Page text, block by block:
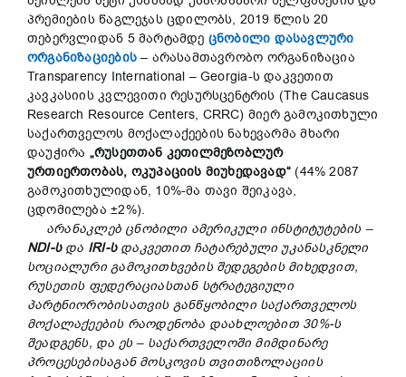
პრემიების წაგლეჯას ცდილობს, 2019 წლის 20
თებერვლიდან 5 მარტამდე ცნობილი დასავლური
ორგანიზაციების– არასამთავრობო ორგანიზაცია
Transparency International – Georgia-ს დაკვეთით
კავკასიის კვლევითი რესურსცენტრის (The Caucasus
Research Resource Centers, CRRC) მიერ გამოკითხული
საქართველოს მოქალაქეების ნახევარმა მხარი
დაუჭირა „რუსეთთან კეთილმეზობლურ
ურთიერთობას, ოკუპაციის მიუხედავად“(44% 2087
გამოკითხულიდან, 10%-მა თავი შეიკავა,
ცდომილება ±2%).
არანაკლებ ცნობილი ამერიკული ინსტიტუტების –
NDI-სდა IRI-ს დაკვეთით ჩატარებული უკანასკნელი
სოციალური გამოკითხვების შედეგების მიხედვით,
რუსეთის ფედერაციასთან სტრატეგიული
პარტნიორობისათვის განწყობილი საქართველოს
მოქალაქეების რაოდენობა დაახლოებით 30%-ს
შეადგენს, და ეს – საქართველოში მიმდინარე
პროცესებისაგან მოსკოვის თვითიზოლაციის